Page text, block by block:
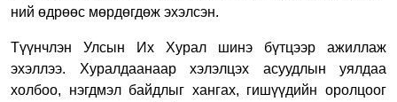
ний өдрөөс мөрдөгдөж эхэлсэн.
Түүнчлэн Улсын Их Хурал шинэ бүтцээр ажиллаж
эхэллээ. Хуралдаанаар хэлэлцэх асуудлын уялдаа
холбоо, нэгдмэл байдлыг хангах, гишүүдийн оролцоог